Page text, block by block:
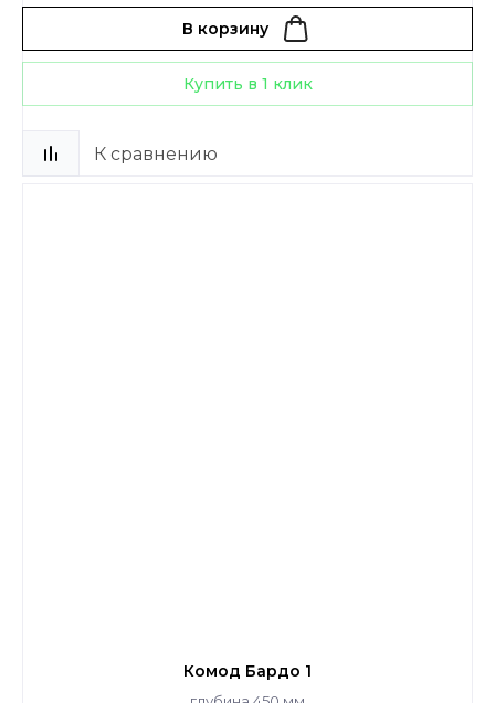
В корзину
Купить в 1 клик
К сравнению
Комод Бардо 1